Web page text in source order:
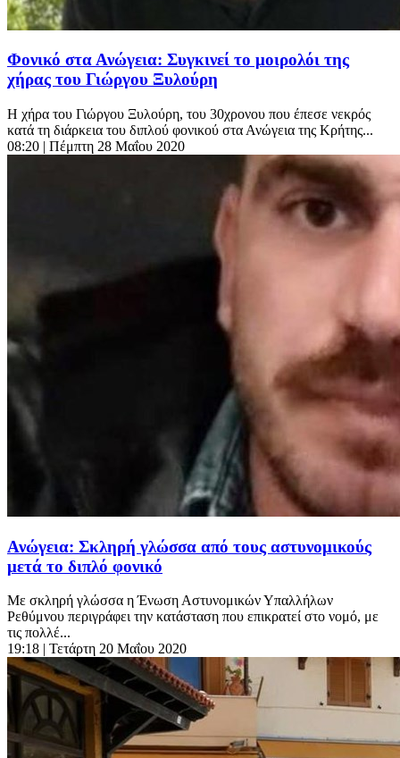
Φονικό στα Ανώγεια: Συγκινεί το μοιρολόι της
χήρας του Γιώργου Ξυλούρη
Η χήρα του Γιώργου Ξυλούρη, του 30χρονου που έπεσε νεκρός
κατά τη διάρκεια του διπλού φονικού στα Ανώγεια της Κρήτης...
08:20 | Πέμπτη 28 Μαΐου 2020
Ανώγεια: Σκληρή γλώσσα από τους αστυνομικούς
μετά το διπλό φονικό
Με σκληρή γλώσσα η Ένωση Αστυνομικών Υπαλλήλων
Ρεθύμνου περιγράφει την κατάσταση που επικρατεί στο νομό, με
τις πολλέ...
19:18 | Τετάρτη 20 Μαΐου 2020